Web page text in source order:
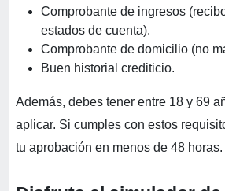
Comprobante de ingresos
estados de cuenta).
Comprobante de domicilio (no
Buen historial crediticio.
Además, debes tener entre 18 y 69
aplicar. Si cumples con estos
tu aprobación en menos de 48 horas.